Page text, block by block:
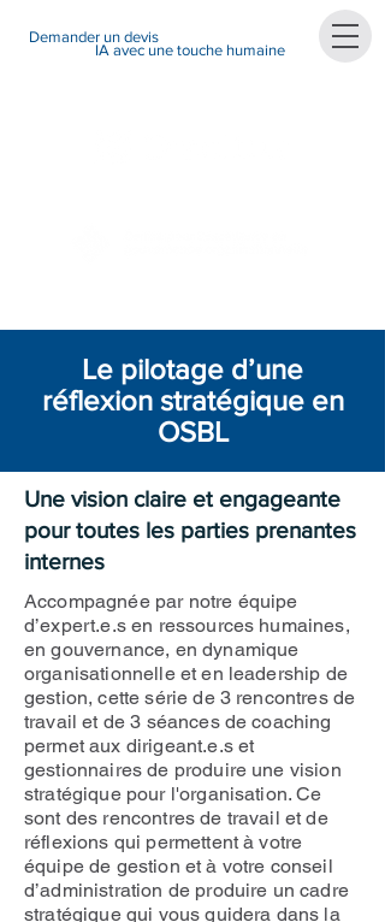
Demander un devis
IA avec une touche humaine
Le pilotage d’une
réflexion stratégique en
OSBL
Une vision claire et engageante
pour toutes les parties prenantes
internes
Accompagnée par notre équipe
d’expert.e.s en ressources humaines,
en gouvernance, en dynamique
organisationnelle et en leadership de
gestion, cette série de 3 rencontres de
travail et de 3 séances de coaching
permet aux dirigeant.e.s et
gestionnaires de produire une vision
stratégique pour l'organisation. Ce
sont des rencontres de travail et de
réflexions qui permettent à votre
équipe de gestion et à votre conseil
d’administration de produire un cadre
stratégique qui vous guidera dans la